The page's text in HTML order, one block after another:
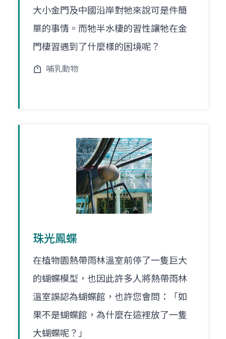
大小金門及中國沿岸對牠來說可是件簡
單的事情。而牠半水棲的習性讓牠在金
門棲習遇到了什麼樣的困境呢？
哺乳動物
珠光鳳蝶
在植物園熱帶雨林溫室前停了一隻巨大
的蝴蝶模型，也因此許多人將熱帶雨林
溫室誤認為蝴蝶館，也許您會問：「如
果不是蝴蝶館，為什麼在這裡放了一隻
大蝴蝶呢？」